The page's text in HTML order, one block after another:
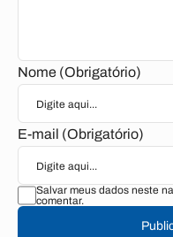
Nome (Obrigatório)
E-mail (Obrigatório)
Salvar meus dados neste
comentar.